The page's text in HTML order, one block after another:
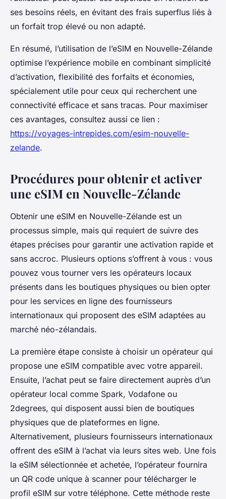
ses besoins réels, en évitant des frais superflus liés à
un forfait trop élevé ou non adapté.
En résumé, l’utilisation de l’eSIM en Nouvelle-Zélande
optimise l’expérience mobile en combinant simplicité
d’activation, flexibilité des forfaits et économies,
spécialement utile pour ceux qui recherchent une
connectivité efficace et sans tracas. Pour maximiser
ces avantages, consultez aussi ce lien :
https://voyages-intrepides.com/esim-nouvelle-
zelande.
Procédures pour obtenir et activer
une eSIM en Nouvelle-Zélande
Obtenir une eSIM en Nouvelle-Zélande est un
processus simple, mais qui requiert de suivre des
étapes précises pour garantir une activation rapide et
sans accroc. Plusieurs options s’offrent à vous : vous
pouvez vous tourner vers les opérateurs locaux
présents dans les boutiques physiques ou bien opter
pour les services en ligne des fournisseurs
internationaux qui proposent des eSIM adaptées au
marché néo-zélandais.
La première étape consiste à choisir un opérateur qui
propose une eSIM compatible avec votre appareil.
Ensuite, l’achat peut se faire directement auprès d’un
opérateur local comme Spark, Vodafone ou
2degrees, qui disposent aussi bien de boutiques
physiques que de plateformes en ligne.
Alternativement, plusieurs fournisseurs internationaux
offrent des eSIM à l’achat via leurs sites web. Une fois
la eSIM sélectionnée et achetée, l’opérateur fournira
un QR code unique à scanner pour télécharger le
profil eSIM sur votre téléphone. Cette méthode reste